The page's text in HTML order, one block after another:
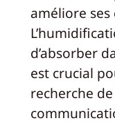
améliore ses
d’absorber
est crucial
recherche